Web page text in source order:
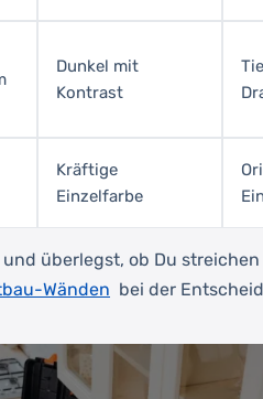
Dunkel mit
Kontrast
Kräftige
Einzelfarbe
überlegst, ob Du
Wänden bei der